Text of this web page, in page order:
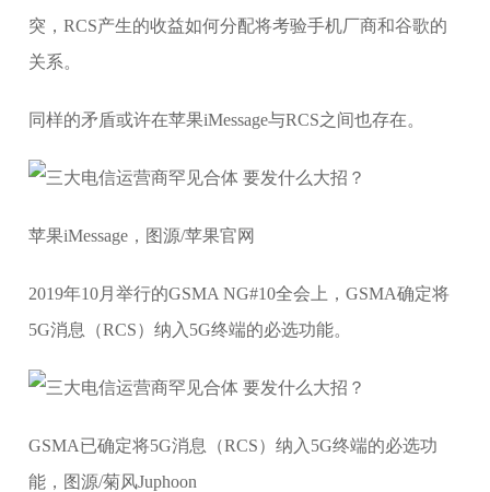
突，RCS产生的收益如何分配将考验手机厂商和谷歌的
关系。
同样的矛盾或许在苹果iMessage与RCS之间也存在。
苹果iMessage，图源/苹果官网
2019年10月举行的GSMA NG#10全会上，GSMA确定将
5G消息（RCS）纳入5G终端的必选功能。
GSMA已确定将5G消息（RCS）纳入5G终端的必选功
能，图源/菊风Juphoon